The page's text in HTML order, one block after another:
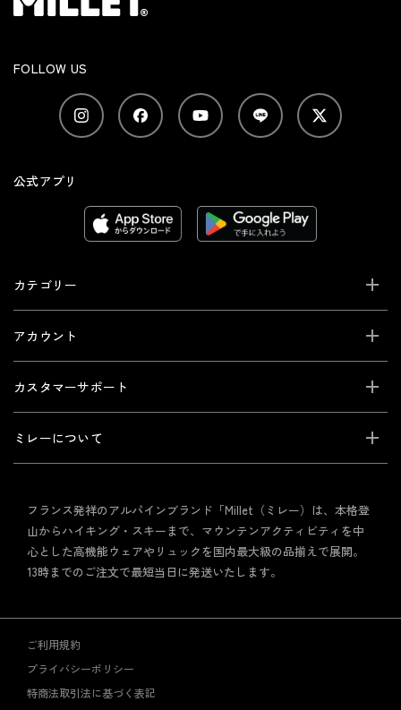
FOLLOW US
公式アプリ
カテゴリー
アカウント
カスタマーサポート
ミレーについて
フランス発祥のアルパインブランド「Millet（ミレー）は、本格登
山からハイキング・スキーまで、マウンテンアクティビティを中
心とした高機能ウェアやリュックを国内最大級の品揃えで展開。
13時までのご注文で最短当日に発送いたします。
ご利用規約
プライバシーポリシー
特商法取引法に基づく表記